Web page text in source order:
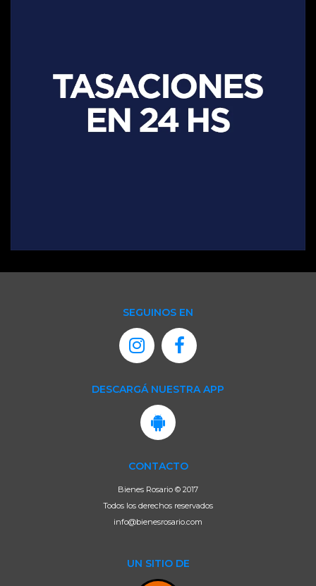
SEGUINOS EN
DESCARGÁ NUESTRA APP
CONTACTO
Bienes Rosario © 2017
Todos los derechos reservados
info@bienesrosario.com
UN SITIO DE